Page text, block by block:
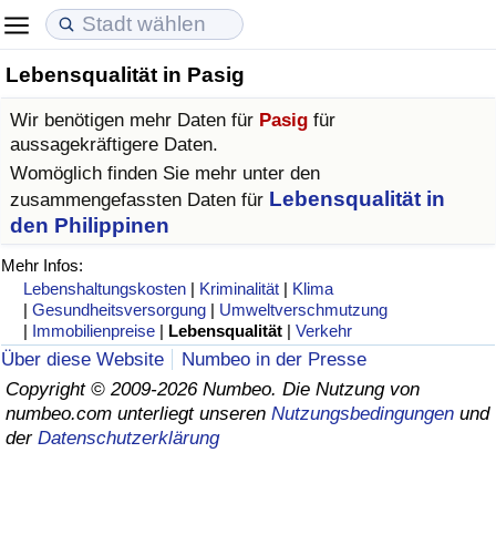
Lebensqualität in Pasig
Wir benötigen mehr Daten für Pasig für
aussagekräftigere Daten.
Womöglich finden Sie mehr unter den
zusammengefassten Daten für Lebensqualität in
den Philippinen
Mehr Infos:
Lebenshaltungskosten | Kriminalität | Klima
|Gesundheitsversorgung | Umweltverschmutzung
| Immobilienpreise | Lebensqualität |Verkehr
Über diese Website
Numbeo in der Presse
Copyright © 2009-2026 Numbeo. Die Nutzung von
numbeo.com unterliegt unseren Nutzungsbedingungen und
der Datenschutzerklärung
Lebenshaltungskosten
Lebenshaltungskosten-Index (aktuell)
Lebenshaltungskosten-Index
in Akaba
Immobilienpreise
Immobilienpreis-Index (aktuell)
Immobilienpreis-Index
Lebensqualität
Lebensqualität-Index
Lebensqualität-Index (aktuell)
Kriminalität
Kriminalitäts-Index (aktuell)
Kriminalitäts-Index